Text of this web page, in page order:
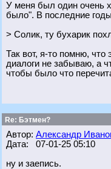
У меня был один очень
было". В последние
> Солик, ту бухарик
Так вот, я-то помню, что
диалоги не забываю, а
чтобы было что
Re: Бэтмен?
Автор: Александр
Дата: 07-01-25 05:10
ну и заепись.